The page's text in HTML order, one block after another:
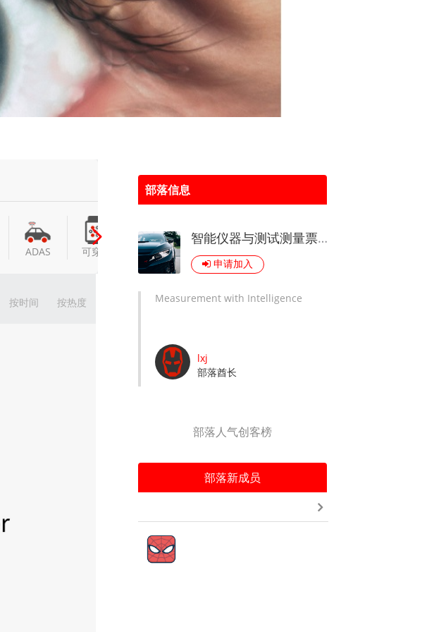
ADAS 可穿戴 AI
按热度
按时间
部落信息
智能仪器与测试测量票圈
申请加入
Measurement with Intelligence
lxj
部落酋长
部落人气创客榜
部落新成员